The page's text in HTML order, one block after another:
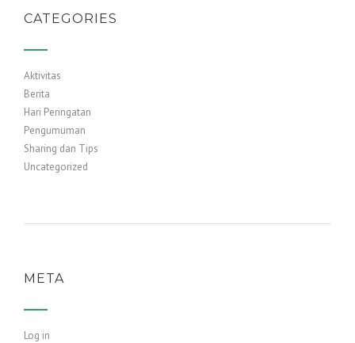
CATEGORIES
Aktivitas
Berita
Hari Peringatan
Pengumuman
Sharing dan Tips
Uncategorized
META
Log in